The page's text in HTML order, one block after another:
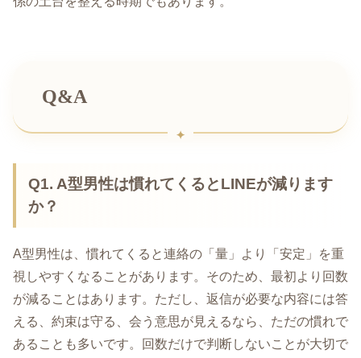
Q&A
Q1. A型男性は慣れてくるとLINEが減ります
か？
A型男性は、慣れてくると連絡の「量」より「安定」を重
視しやすくなることがあります。そのため、最初より回数
が減ることはあります。ただし、返信が必要な内容には答
える、約束は守る、会う意思が見えるなら、ただの慣れで
あることも多いです。回数だけで判断しないことが大切で